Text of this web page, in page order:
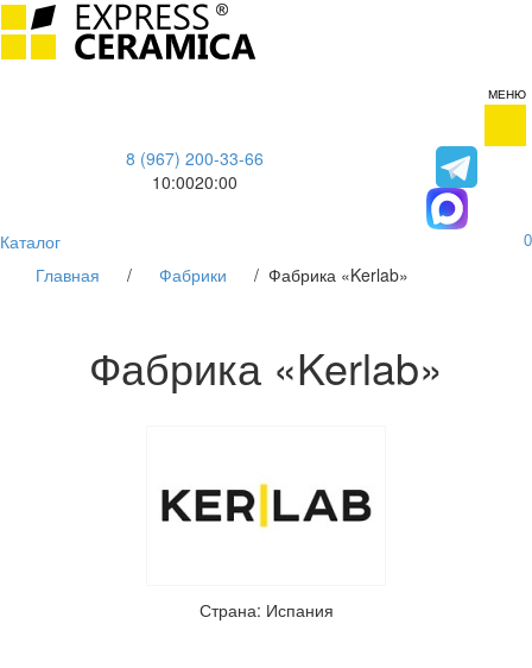
МЕНЮ
8 (967) 200-33-66
10:0020:00
Каталог 0
Главная / Фабрики / Фабрика «Kerlab»
Фабрика «Kerlab»
Страна: Испания